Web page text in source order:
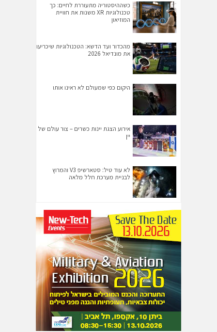
כשההיסטוריה מתעוררת לחיים: כך
טכנולוגיות XR משנות את חוויית
המוזיאון
מהכדור ועד הדשא: הטכנולוגיות שיכריעו
את מונדיאל 2026
היקום כפי שמעולם לא ראינו אותו
אירוע הצגת יינות כשרים – צור עולם של
יין
לא עוד טיל: סטארשיפ V3 והמרוץ
לבניית מערכת חלל מלאה